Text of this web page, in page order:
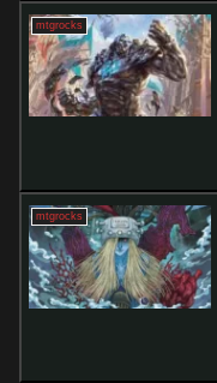
mtgrocks
mtgrocks